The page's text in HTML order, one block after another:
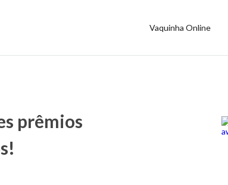
Vaquinha Online
prêmios